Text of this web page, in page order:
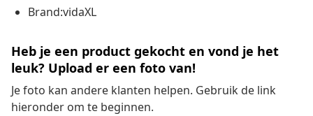
Brand:vidaXL
Heb je een product gekocht en vond je het
leuk? Upload er een foto van!
Je foto kan andere klanten helpen. Gebruik de link
hieronder om te beginnen.